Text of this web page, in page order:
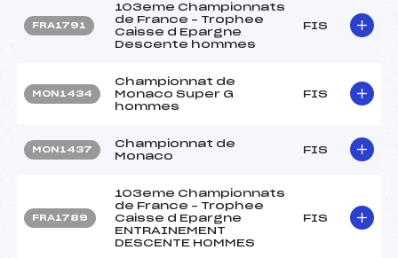
FRA1791
103eme Championnats
de France – Trophee
Caisse d Epargne
Descente hommes
FIS
MON1434
Championnat de
Monaco Super G
hommes
FIS
MON1437
Championnat de
Monaco
FIS
FRA1789
103eme Championnats
de France – Trophee
Caisse d Epargne
ENTRAINEMENT
DESCENTE HOMMES
FIS